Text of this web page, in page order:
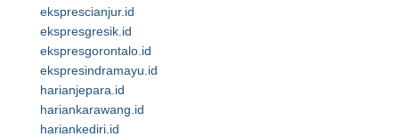
eksprescianjur.id
ekspresgresik.id
ekspresgorontalo.id
ekspresindramayu.id
harianjepara.id
hariankarawang.id
hariankediri.id